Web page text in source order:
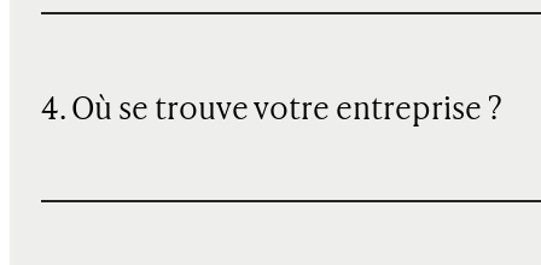
4. Où se trouve votre entreprise ?